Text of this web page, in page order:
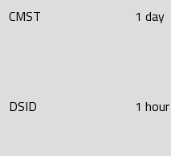
CMST 1 day
DSID 1 hour